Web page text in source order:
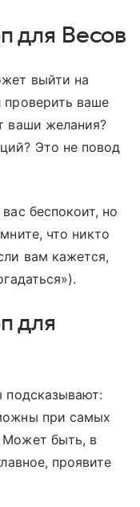
для Весов
выйти на
ваше
ваши желания?
Это не повод
беспокоит, но
что никто
вам кажется,
для
подсказывают:
при самых
Может быть, в
проявите